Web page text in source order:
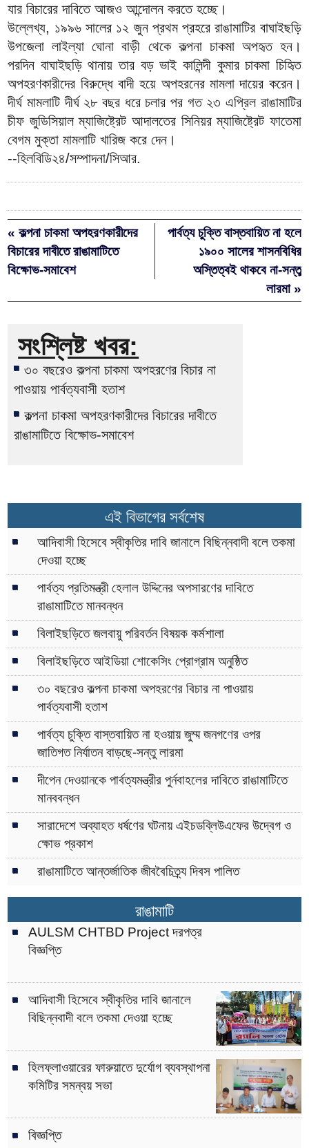
যার বিচারের দাবিতে আজও আন্দোলন করতে হচ্ছে।
উল্লেখ্য, ১৯৯৬ সালের ১২ জুন প্রথম প্রহরে রাঙামাটির বাঘাইছড়ি
উপজেলা লাইল্যা ঘোনা বাড়ী থেকে কল্পনা চাকমা অপহৃত হন।
পরদিন বাঘাইছড়ি থানায় তার বড় ভাই কালিন্দী কুমার চাকমা চিহিৃত
অপহরণকারীদের বিরুদ্ধে বাদী হয়ে অপহরনের মামলা দায়ের করেন।
দীর্ঘ মামলাটি দীর্ঘ ২৮ বছর ধরে চলার পর গত ২৩ এপ্রিল রাঙামাটির
চীফ জুডিসিয়াল ম্যাজিষ্ট্রেট আদালতের সিনিয়র ম্যাজিষ্ট্রেট ফাতেমা
বেগম মুক্তা মামলাটি খারিজ করে দেন।
--হিলবিডি২৪/সম্পাদনা/সিআর.
« কল্পনা চাকমা অপহরণকারীদের
বিচারের দাবীতে রাঙামাটিতে
বিক্ষোভ-সমাবেশ
পার্বত্য চুক্তি বাস্তবায়িত না হলে
১৯০০ সালের শাসনবিধির
অস্তিত্বই থাকবে না-সন্তু
লারমা »
সংশ্লিষ্ট খবর:
৩০ বছরেও কল্পনা চাকমা অপহরণের বিচার না
পাওয়ায় পার্বত্যবাসী হতাশ
কল্পনা চাকমা অপহরণকারীদের বিচারের দাবীতে
রাঙামাটিতে বিক্ষোভ-সমাবেশ
এই বিভাগের সর্বশেষ
আদিবাসী হিসেবে স্বীকৃতির দাবি জানালে বিছিন্নবাদী বলে তকমা
দেওয়া হচ্ছে
পার্বত্য প্রতিমন্ত্রী হেলাল উদ্দিনের অপসারণের দাবিতে
রাঙামাটিতে মানবন্ধন
বিলাইছড়িতে জলবায়ু পরিবর্তন বিষয়ক কর্মশালা
বিলাইছড়িতে আইডিয়া শোকেসিং প্রোগ্রাম অনুষ্ঠিত
৩০ বছরেও কল্পনা চাকমা অপহরণের বিচার না পাওয়ায়
পার্বত্যবাসী হতাশ
পার্বত্য চুক্তি বাস্তবায়িত না হওয়ায় জুম্ম জনগণের ওপর
জাতিগত নির্যাতন বাড়ছে-সন্তু লারমা
দীপেন দেওয়ানকে পার্বত্যমন্ত্রীর পুর্নবাহলের দাবিতে রাঙামাটিতে
মানববন্ধন
সারাদেশে অব্যাহত ধর্ষণের ঘটনায় এইচডব্লিউএফের উদ্বেগ ও
ক্ষোভ প্রকাশ
রাঙামাটিতে আন্তর্জাতিক জীববৈচিত্র্য দিবস পালিত
রাঙামাটি
AULSM CHTBD Project দরপত্র
বিজ্ঞপ্তি
আদিবাসী হিসেবে স্বীকৃতির দাবি জানালে
বিছিন্নবাদী বলে তকমা দেওয়া হচ্ছে
হিলফ্লাওয়ারের ফারুয়াতে দুর্যোগ ব্যবস্থাপনা
কমিটির সমন্বয় সভা
বিজ্ঞপ্তি